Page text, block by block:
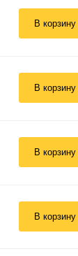
В корзину
В корзину
В корзину
В корзину